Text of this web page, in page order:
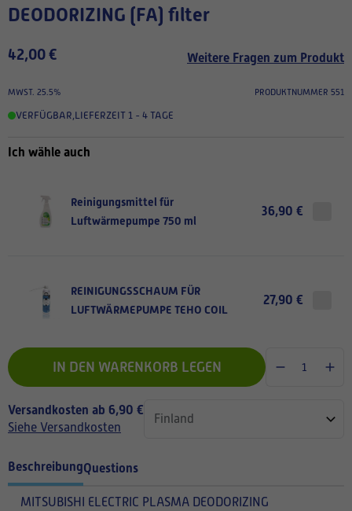
DEODORIZING (FA) filter
42,00 € Weitere Fragen zum Produkt
MWST. 25.5% PRODUKTNUMMER 551
VERFÜGBAR,LIEFERZEIT 1 - 4 TAGE
Ich wähle auch
Reinigungsmittel für
Luftwärmepumpe 750 ml
36,90 €
REINIGUNGSSCHAUM FÜR
LUFTWÄRMEPUMPE TEHO COIL
27,90 €
IN DEN WARENKORB LEGEN
Versandkosten ab 6,90 €
Siehe Versandkosten
BeschreibungQuestions
MITSUBISHI ELECTRIC PLASMA DEODORIZING